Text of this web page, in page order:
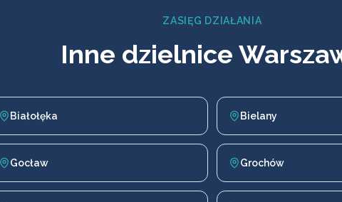
ZASIĘG DZIAŁANIA
Inne dzielnice
Białołęka Bielany
Gocław Grochów